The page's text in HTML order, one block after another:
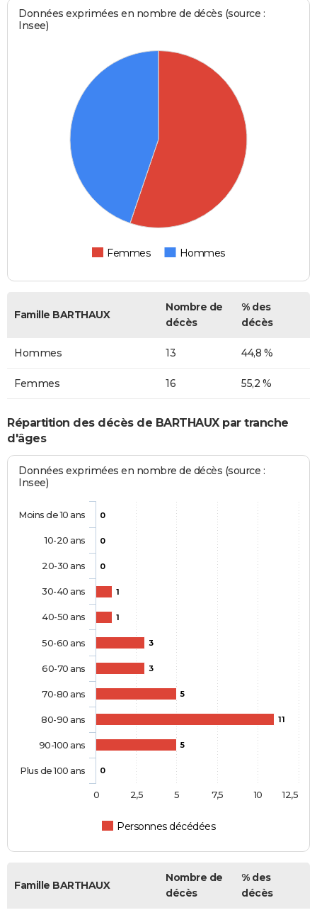
Données exprimées en nombre de décès (source :
Insee)
Femmes Hommes
Famille BARTHAUX
Nombre de
décès
% des
décès
Hommes 13 44,8 %
Femmes 16 55,2 %
Répartition des décès de BARTHAUX par tranche
d'âges
Données exprimées en nombre de décès (source :
Insee)
0
0
0
1
1
3
3
5
11
5
0
Personnes décédées
Moins de 10 ans
10-20 ans
20-30 ans
30-40 ans
40-50 ans
50-60 ans
60-70 ans
70-80 ans
80-90 ans
90-100 ans
Plus de 100 ans
0 10
2,5 5 7,5 12,5
Famille BARTHAUX
Nombre de
décès
% des
décès